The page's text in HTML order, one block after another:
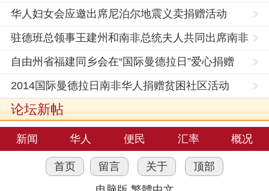
华人妇女会应邀出席尼泊尔地震义卖捐赠活动
驻德班总领事王建州和南非总统夫人共同出席南非
侨团和
自由州省福建同乡会在“国际曼德拉日”爱心捐赠
2014国际曼德拉日南非华人捐赠贫困社区活动
论坛新帖
新闻 华人 便民 汇率 概况
首页 留言 关于
顶部